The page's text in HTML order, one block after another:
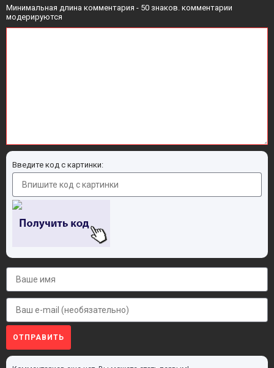
Минимальная длина комментария - 50 знаков. комментарии
модерируются
Введите код с картинки:
ОТПРАВИТЬ